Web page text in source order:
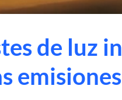
de luz
emisiones